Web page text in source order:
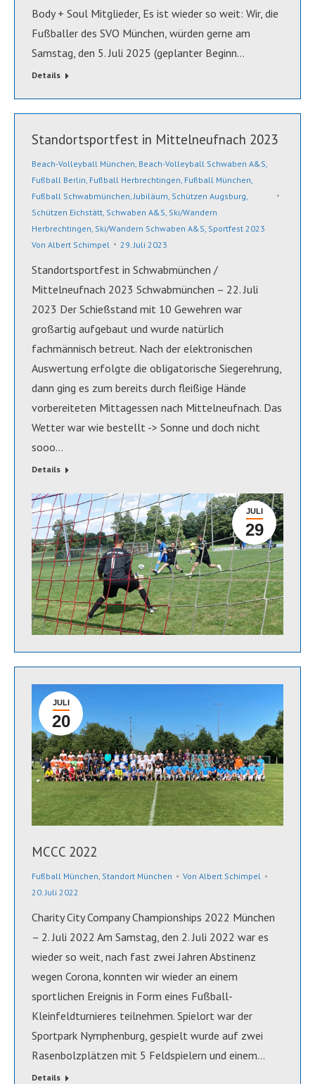
Body + Soul Mitglieder, Es ist wieder so weit: Wir, die
Fußballer des SVO München, würden gerne am
Samstag, den 5. Juli 2025 (geplanter Beginn…
Details
Standortsportfest in Mittelneufnach 2023
Beach-Volleyball München Beach-Volleyball Schwaben A&S
Fußball Berlin Fußball Herbrechtingen Fußball München
Fußball Schwabmünchen Jubiläum Schützen Augsburg
Schützen Eichstätt Schwaben A&S Ski/Wandern
Herbrechtingen Ski/Wandern Schwaben A&S Sportfest 2023
Von Albert Schimpel 29. Juli 2023
Standortsportfest in Schwabmünchen /
Mittelneufnach 2023 Schwabmünchen – 22. Juli
2023 Der Schießstand mit 10 Gewehren war
großartig aufgebaut und wurde natürlich
fachmännisch betreut. Nach der elektronischen
Auswertung erfolgte die obligatorische Siegerehrung,
dann ging es zum bereits durch fleißige Hände
vorbereiteten Mittagessen nach Mittelneufnach. Das
Wetter war wie bestellt -> Sonne und doch nicht
sooo…
Details
JULI
29
JULI
20
MCCC 2022
Fußball München, Standort München Von Albert Schimpel
20. Juli 2022
Charity City Company Championships 2022 München
– 2. Juli 2022 Am Samstag, den 2. Juli 2022 war es
wieder so weit, nach fast zwei Jahren Abstinenz
wegen Corona, konnten wir wieder an einem
sportlichen Ereignis in Form eines Fußball-
Kleinfeldturnieres teilnehmen. Spielort war der
Sportpark Nymphenburg, gespielt wurde auf zwei
Rasenbolzplätzen mit 5 Feldspielern und einem…
Details